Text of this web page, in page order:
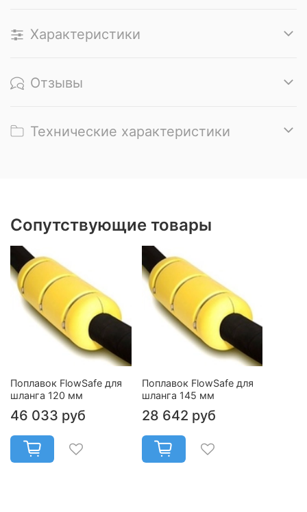
Характеристики
Отзывы
Технические характеристики
Сопутствующие товары
Поплавок FlowSafe для
шланга 120 мм
46 033 руб
Поплавок FlowSafe для
шланга 145 мм
28 642 руб